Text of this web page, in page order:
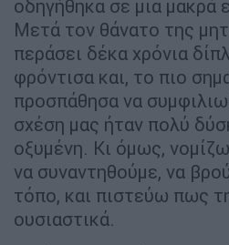
οδηγήθηκα σε μια μακρά
Μετά τον θάνατο της
περάσει δέκα χρόνια
φρόντισα και, το πιο
προσπάθησα να
σχέση μας ήταν πολύ
οξυμένη. Κι όμως,
να συναντηθούμε, να
τόπο, και πιστεύω πως
ουσιαστικά.